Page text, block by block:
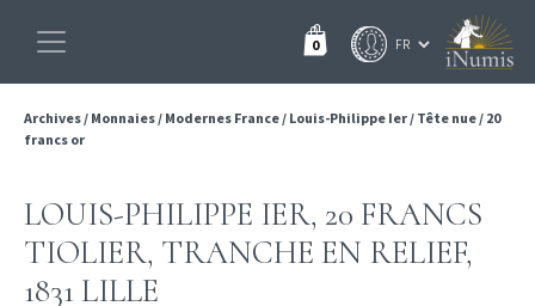
0
Archives/ Monnaies/ Modernes France/ Louis-Philippe Ier/ Tête nue/ 20
francs or
LOUIS-PHILIPPE IER, 20 FRANCS
TIOLIER, TRANCHE EN RELIEF,
1831 LILLE